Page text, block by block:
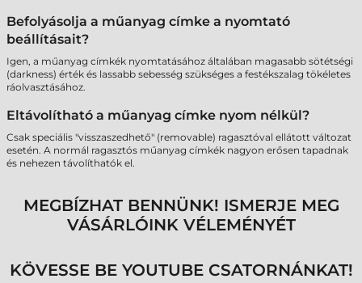
Befolyásolja a műanyag címke a nyomtató
beállításait?
Igen, a műanyag címkék nyomtatásához általában magasabb sötétségi
(darkness) érték és lassabb sebesség szükséges a festékszalag tökéletes
ráolvasztásához.
Eltávolítható a műanyag címke nyom nélkül?
Csak speciális "visszaszedhető" (removable) ragasztóval ellátott változat
esetén. A normál ragasztós műanyag címkék nagyon erősen tapadnak
és nehezen távolíthatók el.
MEGBÍZHAT BENNÜNK! ISMERJE MEG
VÁSÁRLÓINK VÉLEMÉNYÉT
KÖVESSE BE YOUTUBE CSATORNÁNKAT!